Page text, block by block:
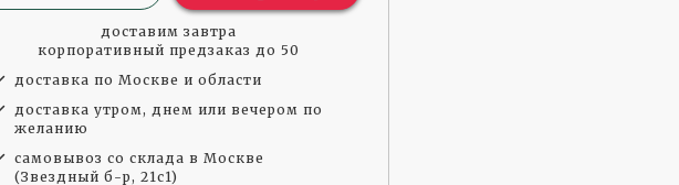
доставим завтра
корпоративный предзаказ до 50
доставка по Москве и области
доставка утром, днем или вечером по
желанию
самовывоз со склада в Москве
(Звездный б-р, 21с1)